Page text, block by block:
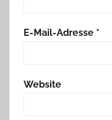
E-Mail-Adresse *
Website